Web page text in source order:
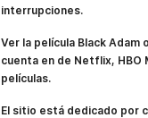
interrupciones.
Ver la película Black Adam
cuenta en de Netflix, HBO
películas.
El sitio está dedicado por